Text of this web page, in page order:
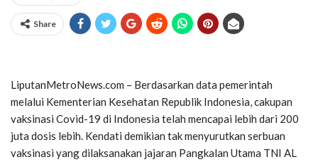
Share
LiputanMetroNews.com – Berdasarkan data pemerintah
melalui Kementerian Kesehatan Republik Indonesia, cakupan
vaksinasi Covid-19 di Indonesia telah mencapai lebih dari 200
juta dosis lebih. Kendati demikian tak menyurutkan serbuan
vaksinasi yang dilaksanakan jajaran Pangkalan Utama TNI AL